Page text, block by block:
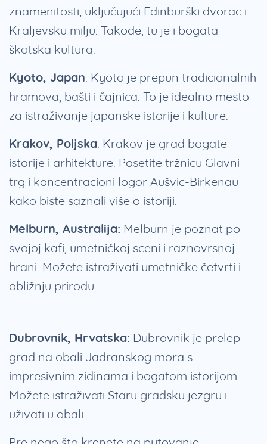
znamenitosti, uključujući Edinburški dvorac i
Kraljevsku milju. Takođe, tu je i bogata
škotska kultura.
Kyoto, Japan: Kyoto je prepun tradicionalnih
hramova, bašti i čajnica. To je idealno mesto
za istraživanje japanske istorije i kulture.
Krakov, Poljska: Krakov je grad bogate
istorije i arhitekture. Posetite tržnicu Glavni
trg i koncentracioni logor Aušvic-Birkenau
kako biste saznali više o istoriji.
Melburn, Australija: Melburn je poznat po
svojoj kafi, umetničkoj sceni i raznovrsnoj
hrani. Možete istraživati umetničke četvrti i
obližnju prirodu.
Dubrovnik, Hrvatska: Dubrovnik je prelep
grad na obali Jadranskog mora s
impresivnim zidinama i bogatom istorijom.
Možete istraživati Staru gradsku jezgru i
uživati u obali.